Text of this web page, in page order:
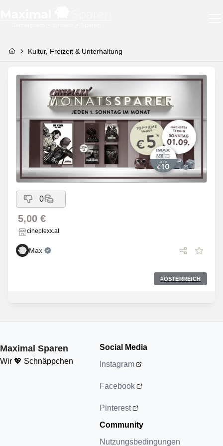
Kultur, Freizeit & Unterhaltung
0
5,00 €
cineplexx.at
Max
#ÖSTERREICH
Maximal Sparen
Wir 💖 Schnäppchen
Social Media
Instagram
Facebook
Pinterest
Community
Nutzungsbedingungen